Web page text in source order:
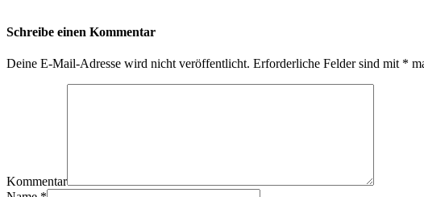
Schreibe einen Kommentar
Deine E-Mail-Adresse wird nicht veröffentlicht. Erforderliche Felder sind mit *
Kommentar